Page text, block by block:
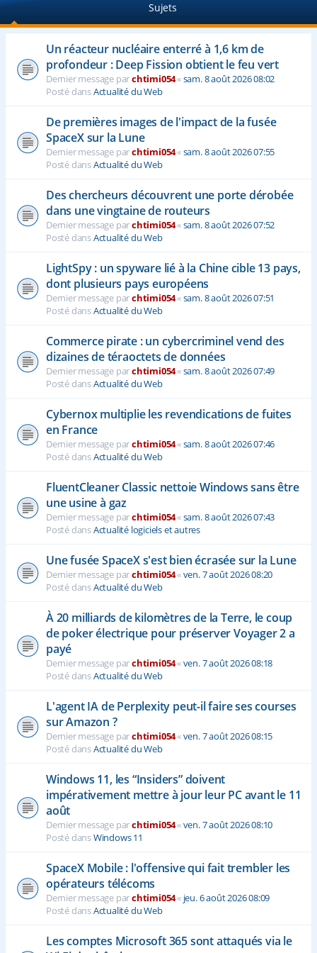
Sujets
Un réacteur nucléaire enterré à 1,6 km de
profondeur : Deep Fission obtient le feu vert
Dernier message parchtimi054«sam. 8 août 2026 08:02
Posté dansActualité du Web
De premières images de l'impact de la fusée
SpaceX sur la Lune
Dernier message parchtimi054«sam. 8 août 2026 07:55
Posté dansActualité du Web
Des chercheurs découvrent une porte dérobée
dans une vingtaine de routeurs
Dernier message parchtimi054«sam. 8 août 2026 07:52
Posté dansActualité du Web
LightSpy : un spyware lié à la Chine cible 13 pays,
dont plusieurs pays européens
Dernier message parchtimi054«sam. 8 août 2026 07:51
Posté dansActualité du Web
Commerce pirate : un cybercriminel vend des
dizaines de téraoctets de données
Dernier message parchtimi054«sam. 8 août 2026 07:49
Posté dansActualité du Web
Cybernox multiplie les revendications de fuites
en France
Dernier message parchtimi054«sam. 8 août 2026 07:46
Posté dansActualité du Web
FluentCleaner Classic nettoie Windows sans être
une usine à gaz
Dernier message parchtimi054«sam. 8 août 2026 07:43
Posté dansActualité logiciels et autres
Une fusée SpaceX s'est bien écrasée sur la Lune
Dernier message parchtimi054«ven. 7 août 2026 08:20
Posté dansActualité du Web
À 20 milliards de kilomètres de la Terre, le coup
de poker électrique pour préserver Voyager 2 a
payé
Dernier message parchtimi054«ven. 7 août 2026 08:18
Posté dansActualité du Web
L'agent IA de Perplexity peut-il faire ses courses
sur Amazon ?
Dernier message parchtimi054«ven. 7 août 2026 08:15
Posté dansActualité du Web
Windows 11, les “Insiders” doivent
impérativement mettre à jour leur PC avant le 11
août
Dernier message parchtimi054«ven. 7 août 2026 08:10
Posté dansWindows 11
SpaceX Mobile : l'offensive qui fait trembler les
opérateurs télécoms
Dernier message parchtimi054« jeu. 6 août 2026 08:09
Posté dansActualité du Web
Les comptes Microsoft 365 sont attaqués via le